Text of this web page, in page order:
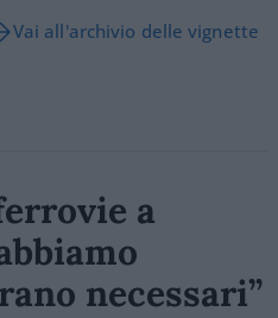
Vai all'archivio delle vignette
a
necessari”